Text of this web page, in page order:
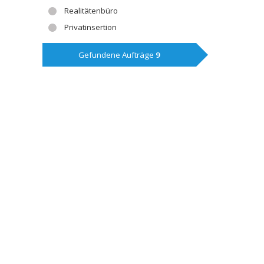
Realitätenbüro
Privatinsertion
Gefundene Aufträge 9